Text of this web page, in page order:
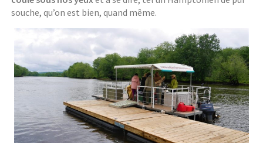
souche, qu’on est bien, quand même.